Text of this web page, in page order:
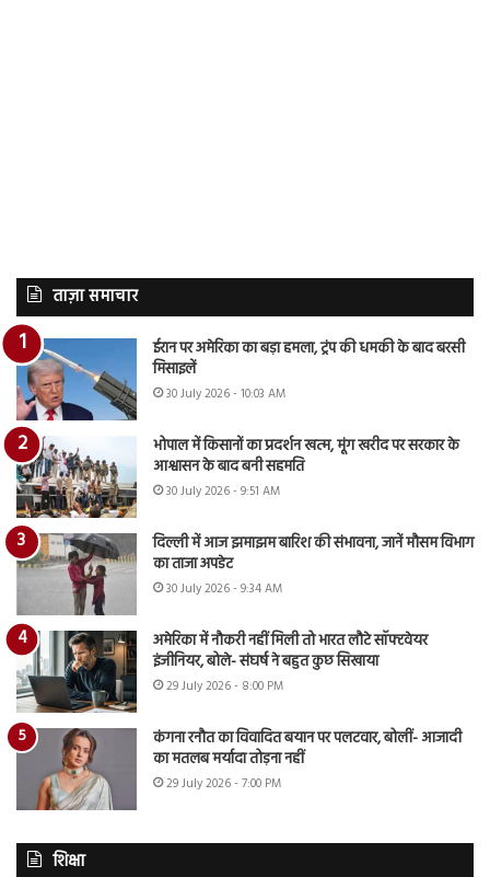
ताज़ा समाचार
ईरान पर अमेरिका का बड़ा हमला, ट्रंप की धमकी के बाद बरसी
मिसाइलें
30 July 2026 - 10:03 AM
भोपाल में किसानों का प्रदर्शन खत्म, मूंग खरीद पर सरकार के
आश्वासन के बाद बनी सहमति
30 July 2026 - 9:51 AM
दिल्ली में आज झमाझम बारिश की संभावना, जानें मौसम विभाग
का ताजा अपडेट
30 July 2026 - 9:34 AM
अमेरिका में नौकरी नहीं मिली तो भारत लौटे सॉफ्टवेयर
इंजीनियर, बोले- संघर्ष ने बहुत कुछ सिखाया
29 July 2026 - 8:00 PM
कंगना रनौत का विवादित बयान पर पलटवार, बोलीं- आजादी
का मतलब मर्यादा तोड़ना नहीं
29 July 2026 - 7:00 PM
शिक्षा